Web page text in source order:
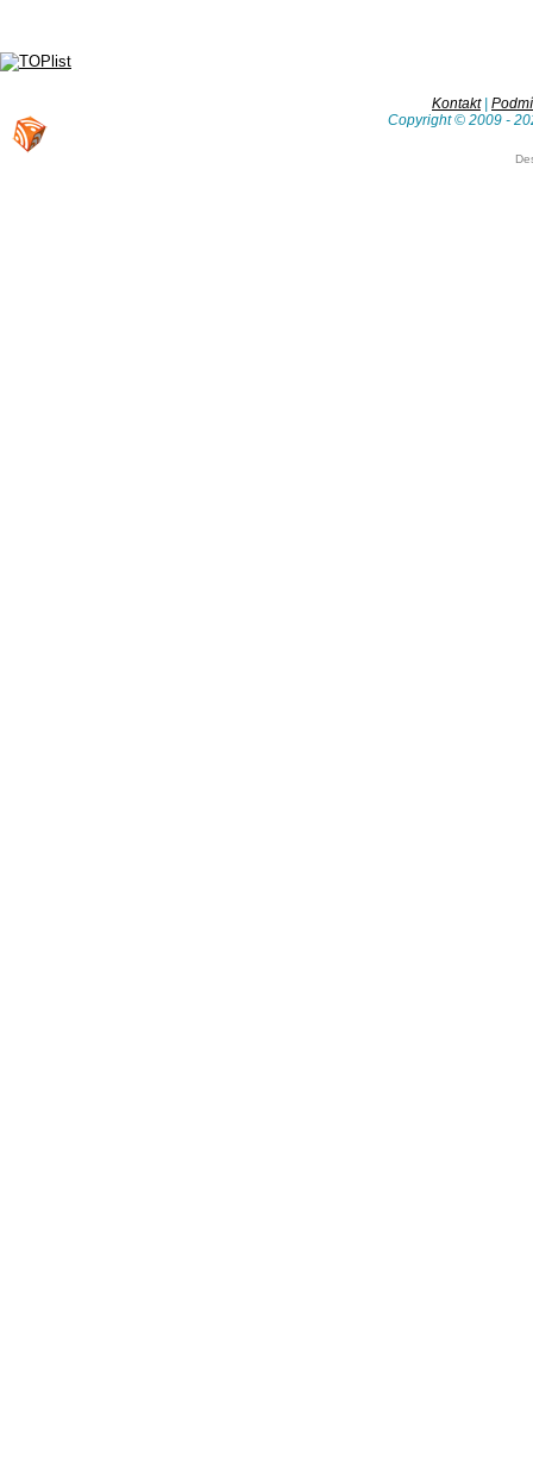
Kontakt|
Copyright © 2009 -